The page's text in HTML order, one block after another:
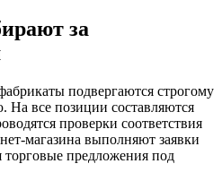
за
подвергаются строгому
На все позиции составляются
проверки соответствия
магазина выполняют заявки
предложения под